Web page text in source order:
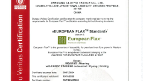
Kami juga memiliki mesin
mesin Winder Otomatis Italia
Mayer Jerman, mesin warping
Benninger, sistem EVS, dan
Amerika.